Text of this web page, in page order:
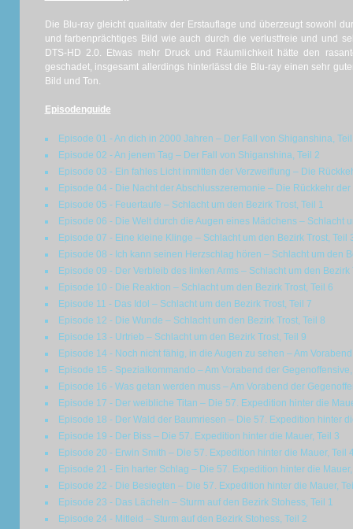
Die Blu-ray gleicht qualitativ der Erstauflage und überzeugt sowohl
und farbenprächtiges Bild wie auch durch die verlustfreie und und
DTS-HD 2.0. Etwas mehr Druck und Räumlichkeit hätte den
geschadet, insgesamt allerdings hinterlässt die Blu-ray einen sehr
Bild und Ton.
Episodenguide
Episode 01 - An dich in 2000 Jahren – Der Fall von Shiganshina,
Episode 02 - An jenem Tag – Der Fall von Shiganshina, Teil 2
Episode 03 - Ein fahles Licht inmitten der Verzweiflung – Die
Episode 04 - Die Nacht der Abschlusszeremonie – Die Rückkehr
Episode 05 - Feuertaufe – Schlacht um den Bezirk Trost, Teil 1
Episode 06 - Die Welt durch die Augen eines Mädchens – Schlacht
Episode 07 - Eine kleine Klinge – Schlacht um den Bezirk Trost, Teil
Episode 08 - Ich kann seinen Herzschlag hören – Schlacht um den
Episode 09 - Der Verbleib des linken Arms – Schlacht um den Bezirk
Episode 10 - Die Reaktion – Schlacht um den Bezirk Trost, Teil 6
Episode 11 - Das Idol – Schlacht um den Bezirk Trost, Teil 7
Episode 12 - Die Wunde – Schlacht um den Bezirk Trost, Teil 8
Episode 13 - Urtrieb – Schlacht um den Bezirk Trost, Teil 9
Episode 14 - Noch nicht fähig, in die Augen zu sehen – Am
Episode 15 - Spezialkommando – Am Vorabend der
Episode 16 - Was getan werden muss – Am Vorabend der
Episode 17 - Der weibliche Titan – Die 57. Expedition hinter die
Episode 18 - Der Wald der Baumriesen – Die 57. Expedition hinter
Episode 19 - Der Biss – Die 57. Expedition hinter die Mauer, Teil 3
Episode 20 - Erwin Smith – Die 57. Expedition hinter die Mauer, Teil
Episode 21 - Ein harter Schlag – Die 57. Expedition hinter die
Episode 22 - Die Besiegten – Die 57. Expedition hinter die Mauer,
Episode 23 - Das Lächeln – Sturm auf den Bezirk Stohess, Teil 1
Episode 24 - Mitleid – Sturm auf den Bezirk Stohess, Teil 2